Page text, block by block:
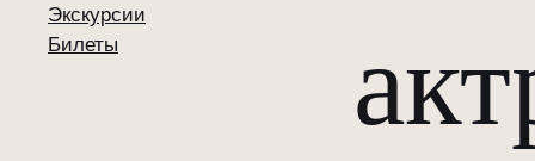
Экскурсии
Билеты